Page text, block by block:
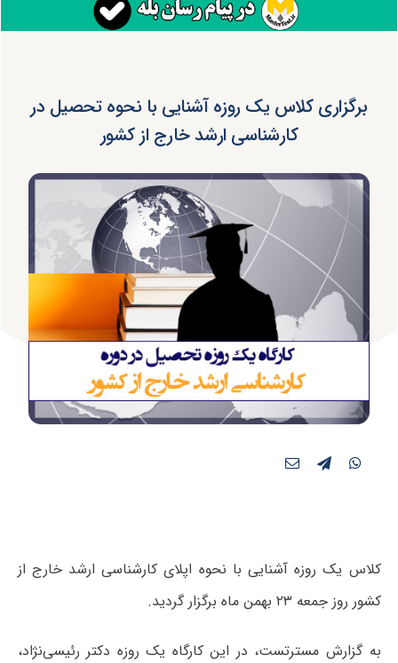
برگزاری کلاس یک روزه آشنایی با نحوه تحصیل در
کارشناسی ارشد خارج از کشور
کلاس یک روزه آشنایی با نحوه اپلای کارشناسی ارشد خارج از
کشور روز جمعه ۲۳ بهمن ماه برگزار گردید.
به گزارش مسترتست، در این کارگاه یک روزه دکتر رئیسی‌نژاد،